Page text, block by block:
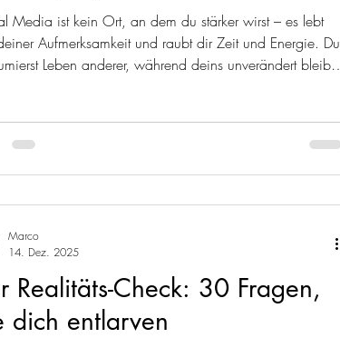
Media ist kein Ort, an dem du stärker wirst – es lebt
Aufmerksamkeit und raubt dir Zeit und Energie. Du
Leben anderer, während deins unverändert bleibt.
du es gezielt und nach klaren Regeln nutzt. Sonst
du das, was wirklich zählt: dein eigenes Leben
Realitäts-Check: 30 Fragen,
dich entlarven
Marco
14. Dez. 2025